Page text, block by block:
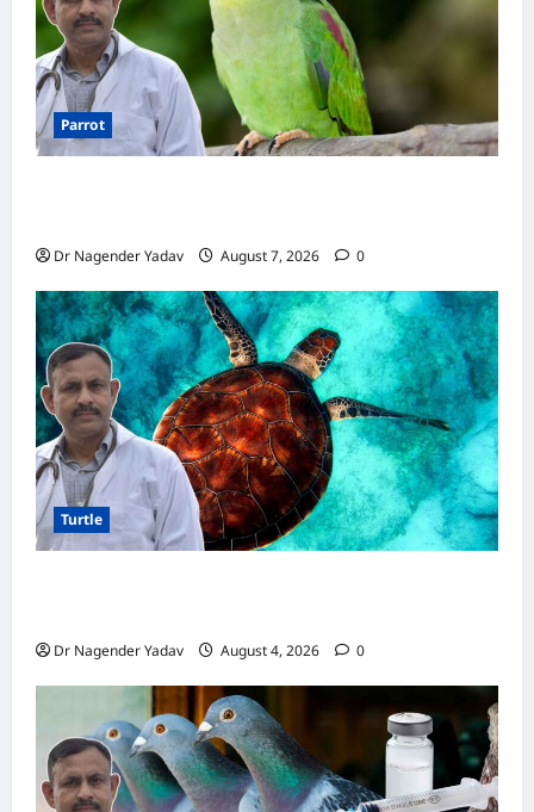
Parrot
Dr Nagender Yadav August 7, 2026 0
Turtle
Dr Nagender Yadav August 4, 2026 0